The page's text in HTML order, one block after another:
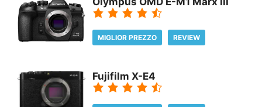
MIGLIOR PREZZO REVIEW
Fujifilm X-E4